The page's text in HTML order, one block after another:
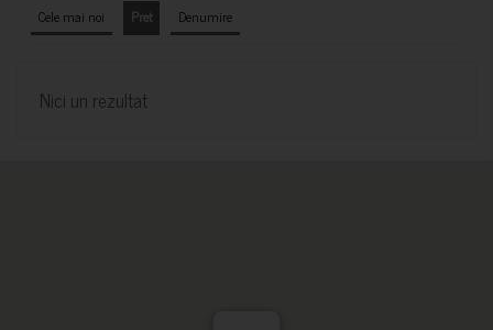
Cele mai noi Pret Denumire
Nici un rezultat